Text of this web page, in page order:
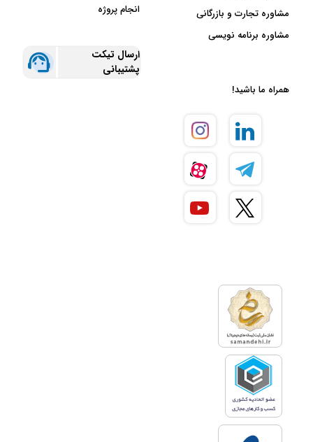
مشاوره تجارت و بازرگانی
مشاوره برنامه نویسی
انجام پروژه
ارسال تیکت
پشتیبانی
همراه ما باشید!